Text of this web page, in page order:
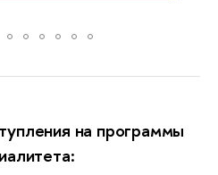
на программы